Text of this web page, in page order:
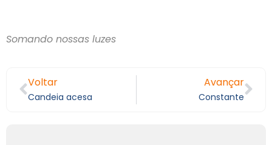
Somando nossas luzes
Voltar
Candeia acesa
Avançar
Constante